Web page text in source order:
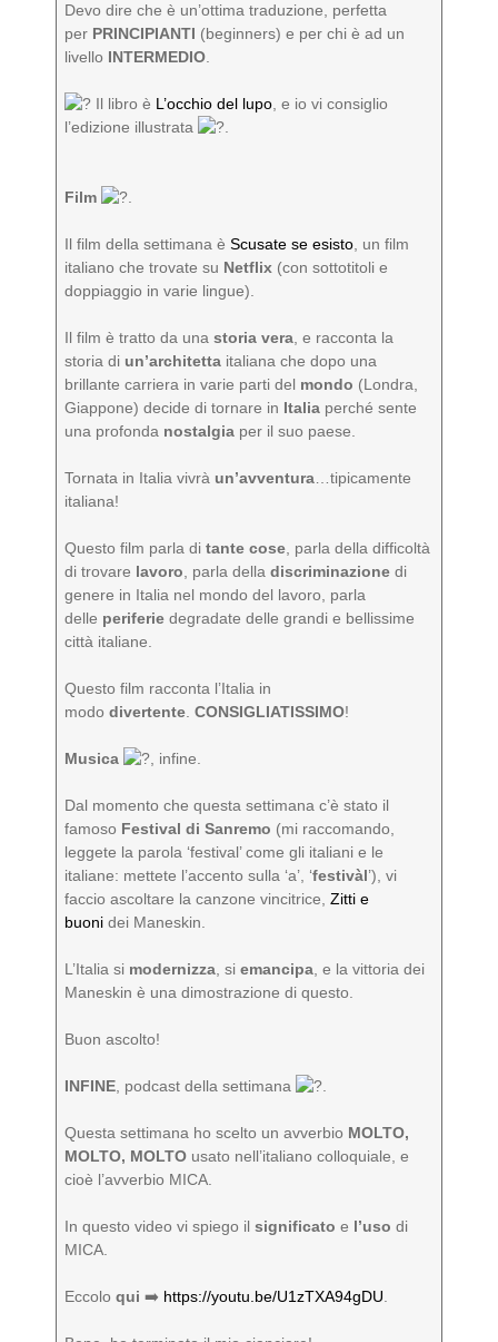
Devo dire che è un’ottima traduzione, perfetta
per PRINCIPIANTI (beginners) e per chi è ad un
livello INTERMEDIO
Il libro è L’occhio del lupo , e io vi consiglio
l’edizione illustrata
Film
Il film della settimana èScusate se esisto , un film
italiano che trovate su Netflix (con sottotitoli e
doppiaggio in varie lingue).
Il film è tratto da unastoria vera , e racconta la
storia di un’architetta italiana che dopo una
brillante carriera in varie parti del mondo (Londra,
Giappone) decide di tornare in Italia perché sente
una profonda nostalgia per il suo paese.
Tornata in Italia vivrà un’avventura …tipicamente
italiana!
Questo film parla ditante cose , parla della difficoltà
di trovare lavoro , parla delladiscriminazione di
genere in Italia nel mondo del lavoro, parla
delle periferie degradate delle grandi e bellissime
città italiane.
Questo film racconta l’Italia in
mododivertente .CONSIGLIATISSIMO!
Musica , infine.
Dal momento che questa settimana c’è stato il
famoso Festival di Sanremo (mi raccomando,
leggete la parola ‘festival’ come gli italiani e le
italiane: mettete l’accento sulla ‘a’, ‘festivàl’), vi
faccio ascoltare la canzone vincitrice,Zitti e
buoni dei Maneskin.
L’Italia si modernizza , siemancipa , e la vittoria dei
Maneskin è una dimostrazione di questo.
Buon ascolto!
INFINE , podcast della settimana
Questa settimana ho scelto un avverbio MOLTO,
MOLTO, MOLTO usato nell’italiano colloquiale, e
cioè l’avverbio MICA.
In questo video vi spiego ilsignificato e l’uso di
MICA.
Eccoloqui ➡️ https://youtu.be/U1zTXA94gDU